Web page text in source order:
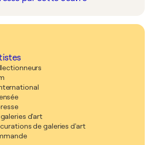
d'art
de galeries d'art